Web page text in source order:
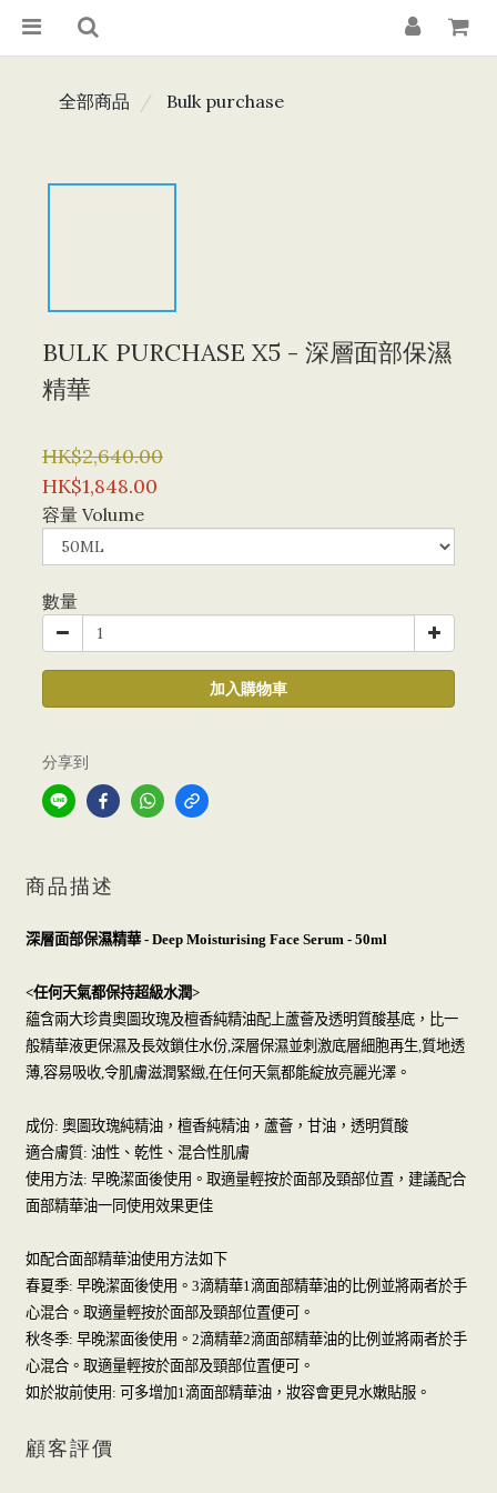
全部商品 Bulk purchase
BULK PURCHASE X5 - 深層面部保濕
精華
HK$2,640.00
HK$1,848.00
容量 Volume
數量
加入購物車
分享到
商品描述
深層面部保濕精華- Deep Moisturising Face Serum - 50ml
<任何天氣都保持超級水潤>
蘊含兩大珍貴奧圖玫瑰及檀香純精油配上蘆薈及透明質酸基底，比一
般精華液更保濕及長效鎖住水份,深層保濕並刺激底層細胞再生,質地透
薄,容易吸收,令肌膚滋潤緊緻,在任何天氣都能綻放亮麗光澤。
成份: 奧圖玫瑰純精油，檀香純精油，蘆薈，甘油，透明質酸
適合膚質: 油性、乾性、混合性肌膚
使用方法: 早晚潔面後使用。取適量輕按於面部及頸部位置，建議配合
面部精華油一同使用效果更佳
如配合面部精華油使用方法如下
春夏季: 早晚潔面後使用。 3滴精華1滴面部精華油的比例並將兩者於手
心混合。取適量輕按於面部及頸部位置便可。
秋冬季: 早晚潔面後使用。 2滴精華2滴面部精華油的比例並將兩者於手
心混合。取適量輕按於面部及頸部位置便可。
如於妝前使用 : 可多增加1滴面部精華油，妝容會更見水嫩貼服。
顧客評價